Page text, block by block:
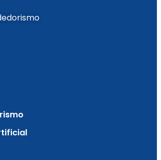
selecionadas no PRAIÔ 2025